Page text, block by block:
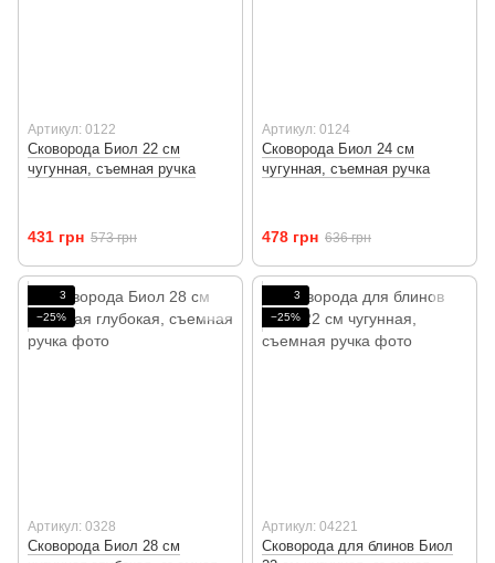
Артикул: 0122
Сковорода Биол 22 см
чугунная, съемная ручка
431 грн 573 грн
Артикул: 0124
Сковорода Биол 24 см
чугунная, съемная ручка
478 грн 636 грн
3
−25%
Артикул: 0328
Сковорода Биол 28 см
3
−25%
Артикул: 04221
Сковорода для блинов Биол